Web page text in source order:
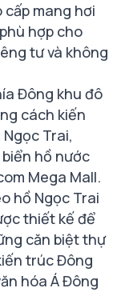
mang hơi
hợp cho
tư và không
Đông khu đô
cách kiến
Trai,
hồ nước
Mega Mall.
hồ Ngọc Trai
thiết kế để
căn biệt thự
trúc Đông
hóa Á Đông